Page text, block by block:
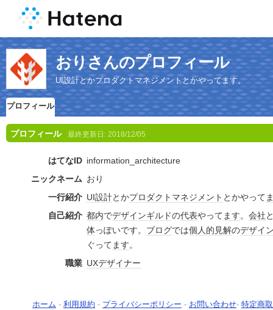
おりさんのプロフィール
UI設計とかプロダクトマネジメントとかやってます。
プロフィール
プロフィール 最終更新日: 2018/12/05
はてなID information_architecture
ニックネーム おり
一行紹介 UI設計とかプロダクトマネジメント とかやって
自己紹介 都内でデザインギルドの代表やってます。 会社
体っぽいです。 ブログでは個人的見解のデザイ
ぐってます。
職業 UXデザイナー
ホーム - 利用規約 - プライバシーポリシー - お問い合わせ- 特定商